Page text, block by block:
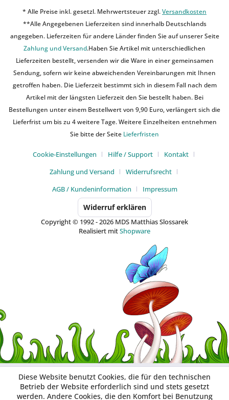
* Alle Preise inkl. gesetzl. Mehrwertsteuer zzgl.Versandkosten
**Alle Angegebenen Lieferzeiten sind innerhalb Deutschlands
angegeben. Lieferzeiten für andere Länder finden Sie auf unserer Seite
Zahlung und Versand.Haben Sie Artikel mit unterschiedlichen
Lieferzeiten bestellt, versenden wir die Ware in einer gemeinsamen
Sendung, sofern wir keine abweichenden Vereinbarungen mit Ihnen
getroffen haben. Die Lieferzeit bestimmt sich in diesem Fall nach dem
Artikel mit der längsten Lieferzeit den Sie bestellt haben. Bei
Bestellungen unter einem Bestellwert von 9,90 Euro, verlängert sich die
Lieferfrist um bis zu 4 weitere Tage. Weitere Einzelheiten entnehmen
Sie bitte der Seite Lieferfristen
Cookie-Einstellungen Hilfe / Support
Kontakt
Zahlung und Versand
Widerrufsrecht
AGB / Kundeninformation
Impressum
Widerruf erklären
Copyright © 1992 - 2026 MDS Matthias Slossarek
Realisiert mitShopware
Diese Website benutzt Cookies, die für den technischen
Betrieb der Website erforderlich sind und stets gesetzt
werden. Andere Cookies, die den Komfort bei Benutzung